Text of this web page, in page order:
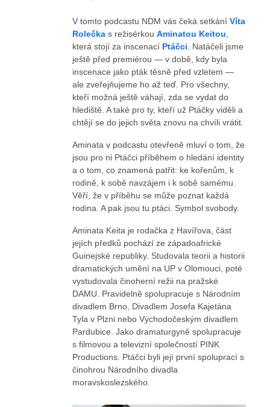
V tomto podcastu NDM vás čeká setkání Víta
Rolečka s režisérkou Aminatou Keitou,
která stojí za inscenací Ptáčci. Natáčeli jsme
ještě před premiérou — v době, kdy byla
inscenace jako pták těsně před vzletem —
ale zveřejňujeme ho až teď. Pro všechny,
kteří možná ještě váhají, zda se vydat do
hlediště. A také pro ty, kteří už Ptáčky viděli a
chtějí se do jejich světa znovu na chvíli vrátit.
Aminata v podcastu otevřeně mluví o tom, že
jsou pro ni Ptáčci příběhem o hledání identity
a o tom, co znamená patřit: ke kořenům, k
rodině, k sobě navzájem i k sobě samému.
Věří, že v příběhu se může poznat každá
rodina. A pak jsou tu ptáci. Symbol svobody.
Aminata Keita je rodačka z Havířova, část
jejích předků pochází ze západoafrické
Guinejské republiky. Studovala teorii a historii
dramatických umění na UP v Olomouci, poté
vystudovala činoherní režii na pražské
DAMU. Pravidelně spolupracuje s Národním
divadlem Brno, Divadlem Josefa Kajetána
Tyla v Plzni nebo Východočeským divadlem
Pardubice. Jako dramaturgyně spolupracuje
s filmovou a televizní společností PINK
Productions. Ptáčci byli její první spoluprací s
činohrou Národního divadla
moravskoslezského.